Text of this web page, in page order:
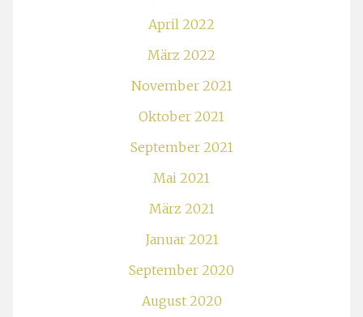
April 2022
März 2022
November 2021
Oktober 2021
September 2021
Mai 2021
März 2021
Januar 2021
September 2020
August 2020